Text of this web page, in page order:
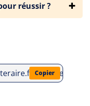
réussir ?
analyses-
Copier